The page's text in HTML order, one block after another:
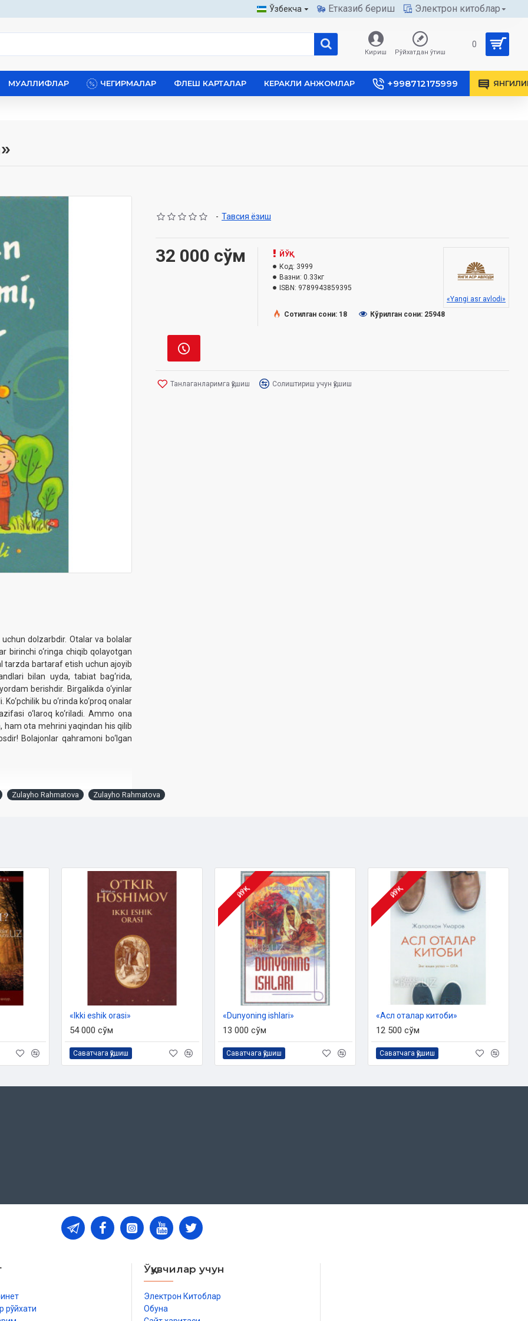
Ўзбекча Етказиб бериш Электрон китоблар
Кириш Рўйхатдан ўтиш
0
МУАЛЛИФЛАР ЧЕГИРМАЛАР ФЛЕШ КАРТАЛАР КЕРАКЛИ АНЖОМЛАР +998712175999
dolzarbdir. Otalar va bolalar
birinchi o‘ringa chiqib qolayotgan
tarzda bartaraf etish uchun ajoyib
bilan uyda, tabiat bag‘rida,
berishdir. Birgalikda o‘yinlar
bu o‘rinda ko‘proq onalar
o‘laroq ko‘riladi. Ammo ona
ham ota mehrini yaqindan his qilib
Bolajonlar qahramoni bo‘lgan
- Тавсия ёзиш
32 000 сўм
ЙЎҚ
Код: 3999
Вазни: 0.33кг
ISBN: 9789943859395
«Yangi asr avlodi»
Сотилган сони: 18
Кўрилган сони: 25948
Танлаганларимга қўшиш Солиштириш учун қўшиш
Zulayho Rahmatova Zulayho Rahmatova
«Ikki eshik orasi»
54 000 сўм
Саватчага қўшиш
ЙЎҚ
«Dunyoning ishlari»
13 000 сўм
Саватчага қўшиш
ЙЎҚ
«Асл оталар китоби»‎
12 500 сўм
Саватчага қўшиш
рўйхати
Ўқувчилар учун
Электрон Китоблар
Обуна